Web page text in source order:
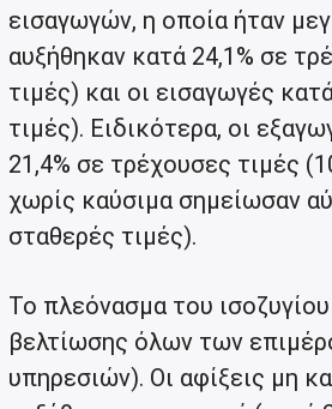
εισαγωγών, η οποία ήταν
αυξήθηκαν κατά 24,1% σε
τιμές) και οι εισαγωγές
τιμές). Ειδικότερα, οι
21,4% σε τρέχουσες τιμές
χωρίς καύσιμα σημείωσαν
σταθερές τιμές).
To πλεόνασμα του
βελτίωσης όλων των
υπηρεσιών). Οι αφίξεις μη